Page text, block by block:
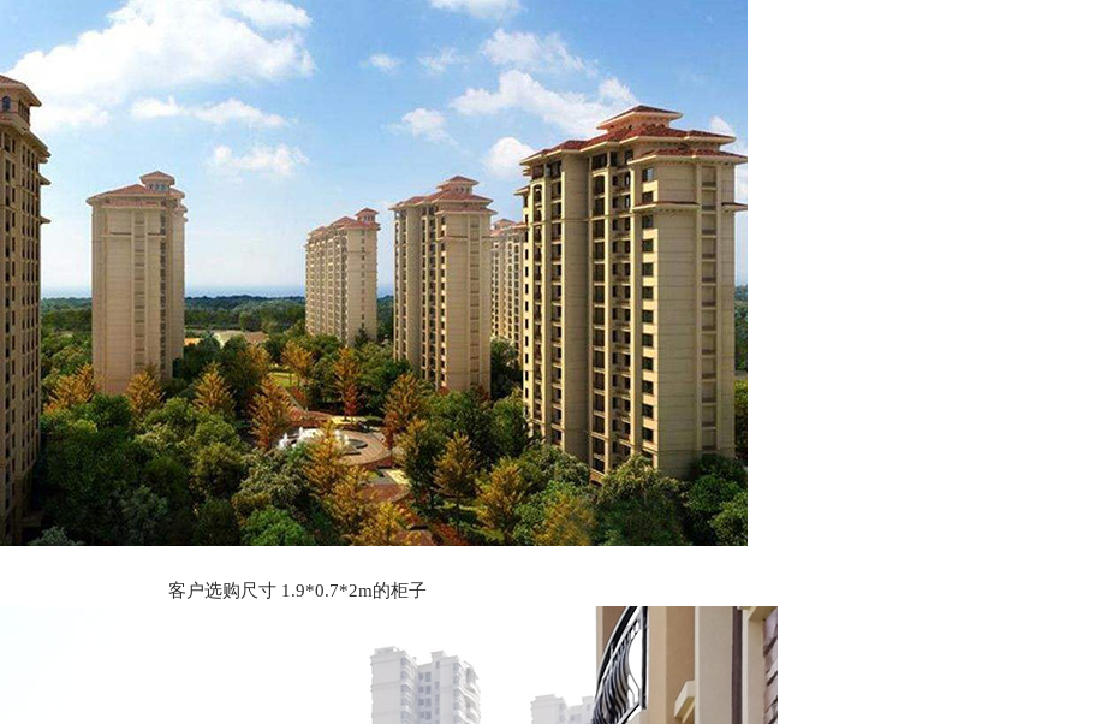
客户选购尺寸 1.9*0.7*2m的柜子